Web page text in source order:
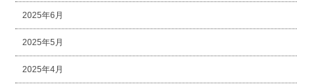
2025年6月
2025年5月
2025年4月